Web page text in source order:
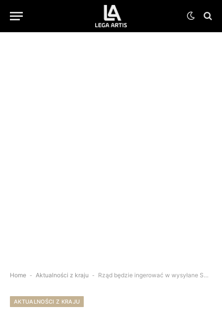
Home - Aktualności z kraju - Rząd będzie ingerować w wysyłane SMS’y. Nowe regulacje od 25 marca
AKTUALNOŚCI Z KRAJU